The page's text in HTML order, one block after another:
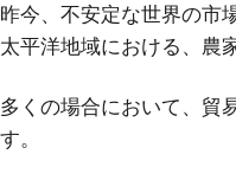
昨今、不安定な世界の市
太平洋地域における、農
多くの場合において、貿
す。